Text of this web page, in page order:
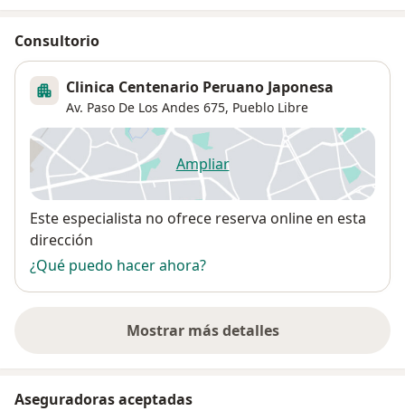
Consultorio
Clinica Centenario Peruano Japonesa
Av. Paso De Los Andes 675, Pueblo Libre
Ampliarse abre en una nueva
Disponibilidad
Este especialista no ofrece reserva online en esta
dirección
¿Qué puedo hacer ahora?
Mostrar más detalles
sobre la dirección
Aseguradoras aceptadas